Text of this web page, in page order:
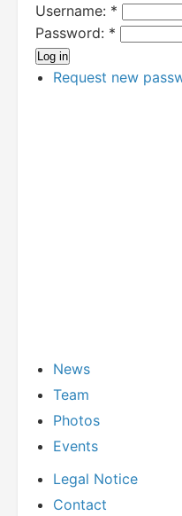
Username: *
Password: *
Request new
News
Team
Photos
Events
Legal Notice
Contact